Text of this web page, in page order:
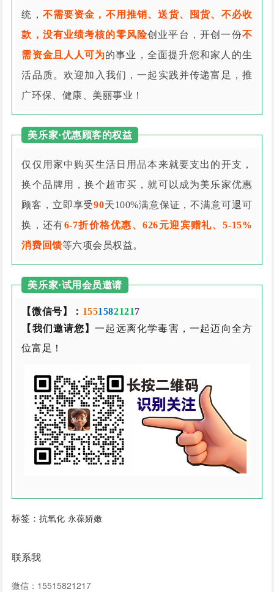
统， 不需要资金，不用推销、送货、囤货、不必收
款，没有业绩考核的零风险创业平台，开创一份不
需资金且人人可为的事业，全面提升您和家人的生
活品质。欢迎加入我们，一起实践并传递富足，推
广环保、健康、美丽事业！
美乐家·优惠顾客的权益
仅仅用家中购买生活日用品本来就要支出的开支，
换个品牌用，换个超市买，就可以成为美乐家优惠
顾客，立即享受90天100%满意保证，不满意可退可
换，还有6-7折价格优惠、626元迎宾赠礼、5-15%
消费回馈等六项会员权益。
美乐家·试用会员邀请
【微信号】： 15515821217
【我们邀请您】一起远离化学毒害，一起迈向全方
位富足！
标签：抗氧化 永葆娇嫩
联系我
微信：15515821217